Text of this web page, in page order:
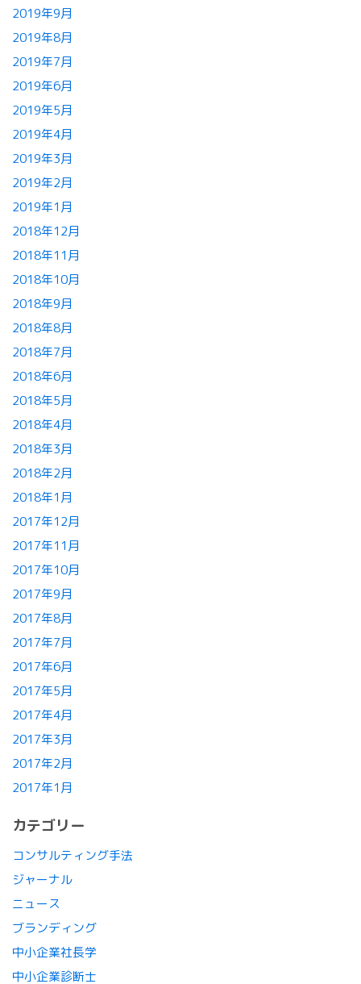
2019年9月
2019年8月
2019年7月
2019年6月
2019年5月
2019年4月
2019年3月
2019年2月
2019年1月
2018年12月
2018年11月
2018年10月
2018年9月
2018年8月
2018年7月
2018年6月
2018年5月
2018年4月
2018年3月
2018年2月
2018年1月
2017年12月
2017年11月
2017年10月
2017年9月
2017年8月
2017年7月
2017年6月
2017年5月
2017年4月
2017年3月
2017年2月
2017年1月
カテゴリー
コンサルティング手法
ジャーナル
ニュース
ブランディング
中小企業社長学
中小企業診断士